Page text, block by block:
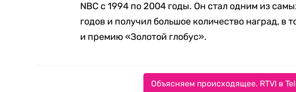
NBC с 1994 по 2004 годы. Он стал одним из
годов и получил большое количество наград,
и премию «Золотой глобус».
Объясняем происходящее. RTVI в